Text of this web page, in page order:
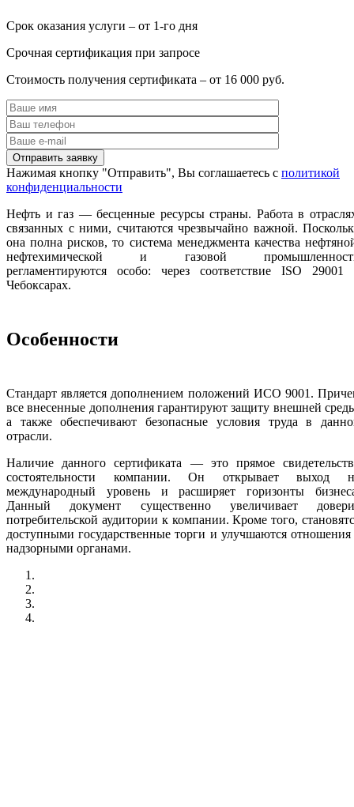
Срок оказания услуги – от 1-го дня
Срочная сертификация при запросе
Стоимость получения сертификата – от 16 000 руб.
Нажимая кнопку "Отправить", Вы соглашаетесь с политикой
конфиденциальности
Нефть и газ — бесценные ресурсы страны. Работа в
связанных с ними, считаются чрезвычайно важной.
она полна рисков, то система менеджмента качества
нефтехимической и газовой
регламентируются особо: через соответствие ISO 29001
Чебоксарах.
Особенности
Стандарт является дополнением положений ИСО 9001.
все внесенные дополнения гарантируют защиту внешней
а также обеспечивают безопасные условия труда в
отрасли.
Наличие данного сертификата — это прямое
состоятельности компании. Он открывает выход
международный уровень и расширяет горизонты
Данный документ существенно увеличивает
потребительской аудитории к компании. Кроме того,
доступными государственные торги и улучшаются отношения
надзорными органами.